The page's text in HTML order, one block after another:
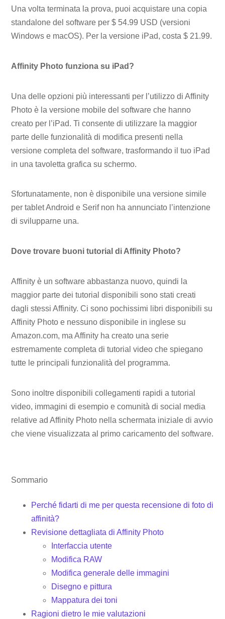
Una volta terminata la prova, puoi acquistare una copia
standalone del software per $ 54.99 USD (versioni
Windows e macOS). Per la versione iPad, costa $ 21.99.
Affinity Photo funziona su iPad?
Una delle opzioni più interessanti per l’utilizzo di Affinity
Photo è la versione mobile del software che hanno
creato per l’iPad. Ti consente di utilizzare la maggior
parte delle funzionalità di modifica presenti nella
versione completa del software, trasformando il tuo iPad
in una tavoletta grafica su schermo.
Sfortunatamente, non è disponibile una versione simile
per tablet Android e Serif non ha annunciato l’intenzione
di svilupparne una.
Dove trovare buoni tutorial di Affinity Photo?
Affinity è un software abbastanza nuovo, quindi la
maggior parte dei tutorial disponibili sono stati creati
dagli stessi Affinity. Ci sono pochissimi libri disponibili su
Affinity Photo e nessuno disponibile in inglese su
Amazon.com, ma Affinity ha creato una serie
estremamente completa di tutorial video che spiegano
tutte le principali funzionalità del programma.
Sono inoltre disponibili collegamenti rapidi a tutorial
video, immagini di esempio e comunità di social media
relative ad Affinity Photo nella schermata iniziale di avvio
che viene visualizzata al primo caricamento del software.
Sommario
Perché fidarti di me per questa recensione di foto di
affinità?
Revisione dettagliata di Affinity Photo
Interfaccia utente
Modifica RAW
Modifica generale delle immagini
Disegno e pittura
Mappatura dei toni
Ragioni dietro le mie valutazioni